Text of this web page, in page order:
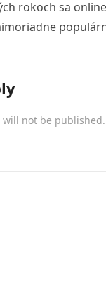
rokoch sa
will not be published.